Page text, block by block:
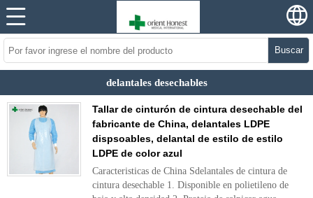
Buscar
delantales desechables
Tallar de cinturón de cintura desechable del
fabricante de China, delantales LDPE
dispsoables, delantal de estilo de estilo
LDPE de color azul
Caracteristicas de China Sdelantales de cintura de
cintura desechable 1. Disponible en polietileno de